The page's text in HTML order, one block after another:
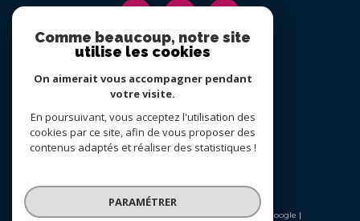
Adhérents
© 2026 | Tous droits réservés | Traduction powered by Google |
Comme beaucoup, notre site
utilise les cookies
On aimerait vous accompagner pendant
votre visite.
En poursuivant, vous acceptez l'utilisation des
cookies par ce site, afin de vous proposer des
contenus adaptés et réaliser des statistiques !
PARAMÉTRER